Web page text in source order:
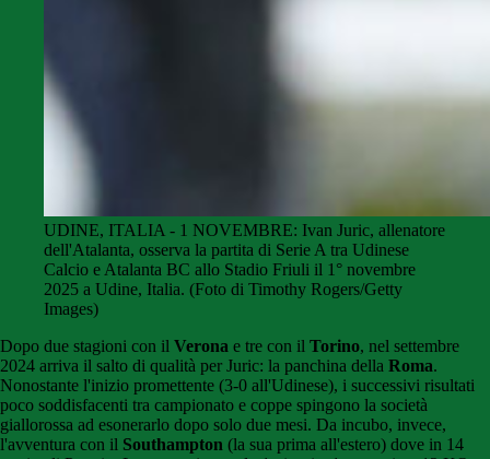
UDINE, ITALIA - 1 NOVEMBRE: Ivan Juric, allenatore
dell'Atalanta, osserva la partita di Serie A tra Udinese
Calcio e Atalanta BC allo Stadio Friuli il 1° novembre
2025 a Udine, Italia. (Foto di Timothy Rogers/Getty
Images)
Dopo due stagioni con il Verona e tre con il Torino, nel settembre
2024 arriva il salto di qualità per Juric: la panchina della Roma.
Nonostante l'inizio promettente (3-0 all'Udinese), i successivi risultati
poco soddisfacenti tra campionato e coppe spingono la società
giallorossa ad esonerarlo dopo solo due mesi. Da incubo, invece,
l'avventura con il Southampton (la sua prima all'estero) dove in 14